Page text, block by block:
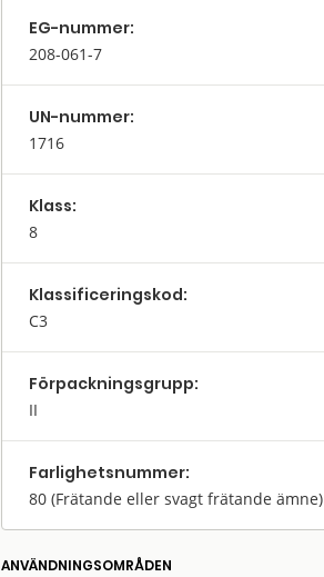
EG-nummer:
208-061-7
UN-nummer:
1716
Klass:
8
Klassifi­cerings­kod:
C3
Förpack­nings­grupp:
II
Farlighets­nummer:
80 (Frätande eller svagt frätande ämne)
ANVÄNDNINGS­OMRÅDEN